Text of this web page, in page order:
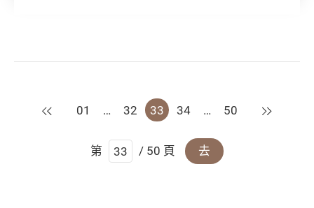
上一頁
01 … 32 33 34 … 50 下一頁
第 / 50 頁 去